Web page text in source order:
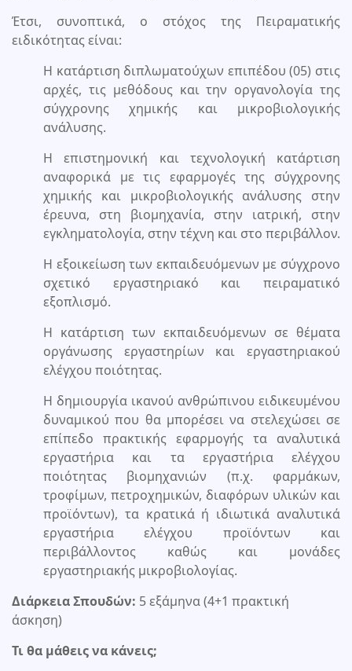
Έτσι, συνοπτικά, ο στόχος της Πειραματικής
ειδικότητας είναι:
Η κατάρτιση διπλωματούχων επιπέδου (05) στις
αρχές, τις μεθόδους και την οργανολογία της
σύγχρονης χημικής και μικροβιολογικής
ανάλυσης.
Η επιστημονική και τεχνολογική κατάρτιση
αναφορικά με τις εφαρμογές της σύγχρονης
χημικής και μικροβιολογικής ανάλυσης στην
έρευνα, στη βιομηχανία, στην ιατρική, στην
εγκληματολογία, στην τέχνη και στο περιβάλλον.
Η εξοικείωση των εκπαιδευόμενων με σύγχρονο
σχετικό εργαστηριακό και πειραματικό
εξοπλισμό.
Η κατάρτιση των εκπαιδευόμενων σε θέματα
οργάνωσης εργαστηρίων και εργαστηριακού
ελέγχου ποιότητας.
Η δημιουργία ικανού ανθρώπινου ειδικευμένου
δυναμικού που θα μπορέσει να στελεχώσει σε
επίπεδο πρακτικής εφαρμογής τα αναλυτικά
εργαστήρια και τα εργαστήρια ελέγχου
ποιότητας βιομηχανιών (π.χ. φαρμάκων,
τροφίμων, πετροχημικών, διαφόρων υλικών και
προϊόντων), τα κρατικά ή ιδιωτικά αναλυτικά
εργαστήρια ελέγχου προϊόντων και
περιβάλλοντος καθώς και μονάδες
εργαστηριακής μικροβιολογίας.
Διάρκεια Σπουδών: 5 εξάμηνα (4+1 πρακτική
άσκηση)
Τι θα μάθεις να κάνεις;